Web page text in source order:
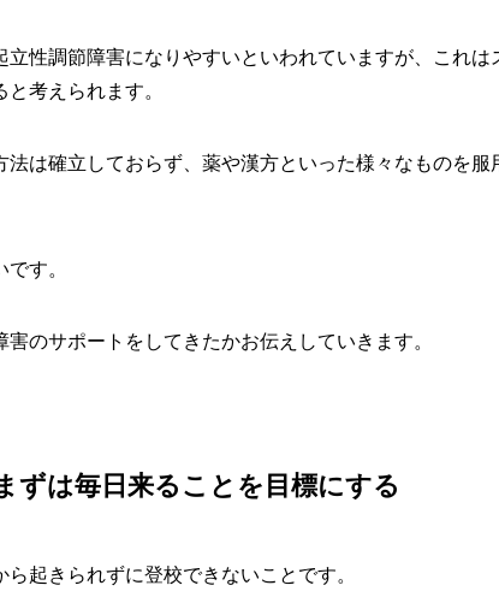
性調節障害になりやすいといわれていますが、これは
考えられます。
は確立しておらず、薬や漢方といった様々なものを服
す。
のサポートをしてきたかお伝えしていきます。
ずは毎日来ることを目標にする
起きられずに登校できないことです。